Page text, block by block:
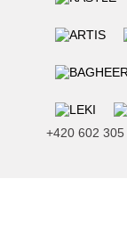
+420 602 305